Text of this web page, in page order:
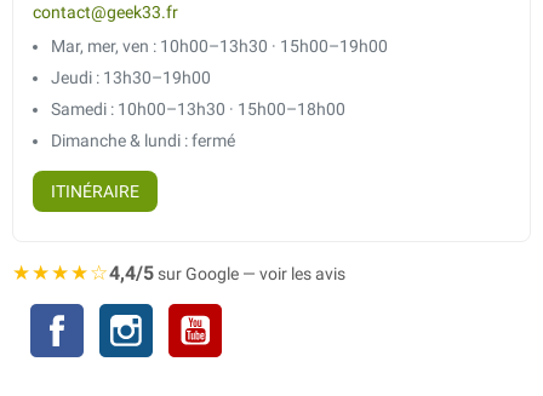
contact@geek33.fr
Mar, mer, ven : 10h00–13h30 · 15h00–19h00
Jeudi : 13h30–19h00
Samedi : 10h00–13h30 · 15h00–18h00
Dimanche & lundi : fermé
ITINÉRAIRE
★★★★☆4,4/5sur Google — voir les avis
Facebook Instagram